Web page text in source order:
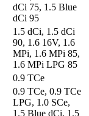
dCi 75, 1.5 Blue
dCi 95
1.5 dCi, 1.5 dCi
90, 1.6 16V, 1.6
MPi, 1.6 MPi 85,
1.6 MPi LPG 85
0.9 TCe
0.9 TCe, 0.9 TCe
LPG, 1.0 SCe,
1.5 Blue dCi, 1.5